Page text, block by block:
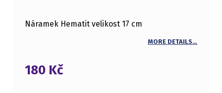
Náramek Hematit velikost 17 cm
MORE DETAILS…
180 Kč